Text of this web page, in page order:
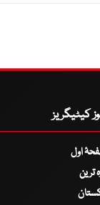
کیٹیگریز
اول
ترین